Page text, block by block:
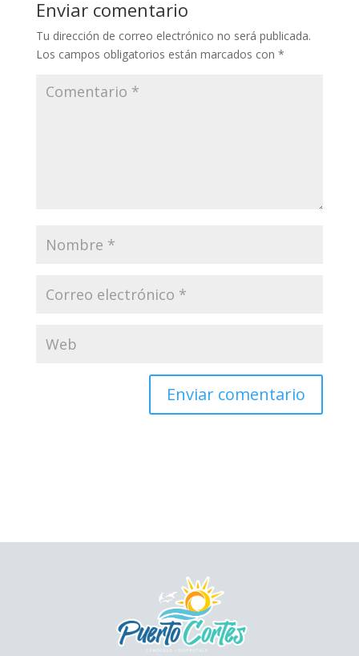
Enviar comentario
Tu dirección de correo electrónico no será publicada.
Los campos obligatorios están marcados con *